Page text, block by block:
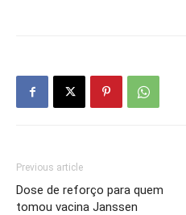
Previous article
Dose de reforço para quem
tomou vacina Janssen